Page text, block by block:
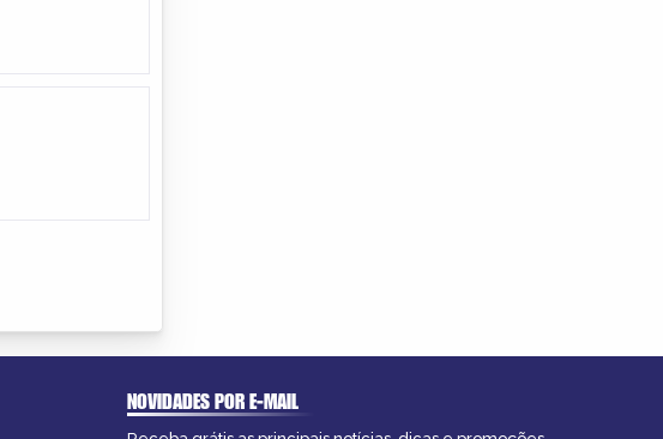
NOVIDADES POR E-MAIL